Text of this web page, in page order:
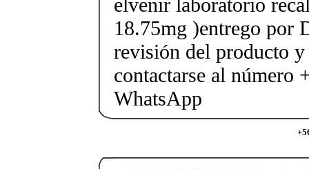
18.75mg )entrego por
revisión del producto
contactarse al número
WhatsApp